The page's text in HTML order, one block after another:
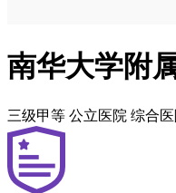
南华大学附
三级甲等 公立医院 综合